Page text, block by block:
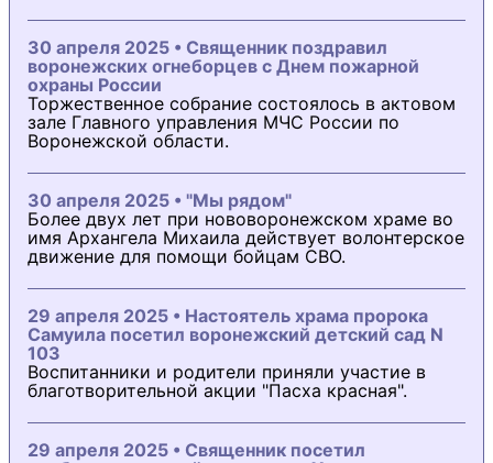
30 апреля 2025 • Священник поздравил
воронежских огнеборцев с Днем пожарной
охраны России
Торжественное собрание состоялось в актовом
зале Главного управления МЧС России по
Воронежской области.
30 апреля 2025 • "Мы рядом"
Более двух лет при нововоронежском храме во
имя Архангела Михаила действует волонтерское
движение для помощи бойцам СВО.
29 апреля 2025 • Настоятель храма пророка
Самуила посетил воронежский детский сад N
103
Воспитанники и родители приняли участие в
благотворительной акции "Пасха красная".
29 апреля 2025 • Священник посетил